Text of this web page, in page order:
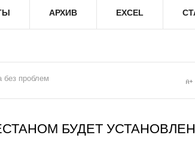
АРХИВ EXCEL
без проблем
БУДЕТ